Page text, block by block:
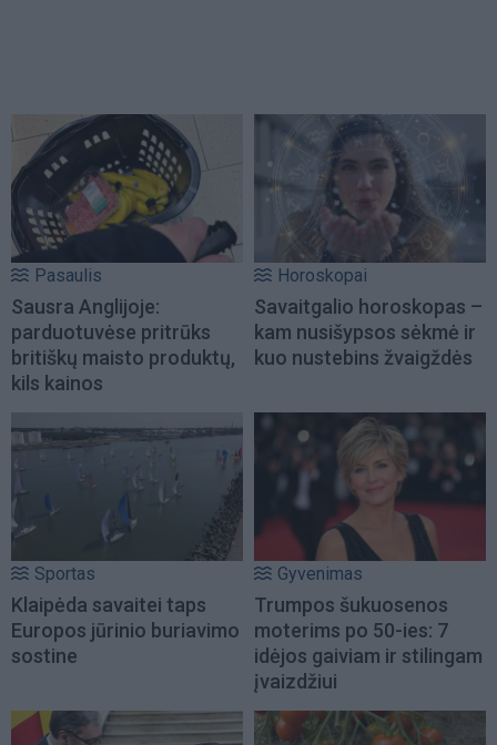
Pasaulis
Sausra Anglijoje:
parduotuvėse pritrūks
britiškų maisto produktų,
kils kainos
Horoskopai
Savaitgalio horoskopas –
kam nusišypsos sėkmė ir
kuo nustebins žvaigždės
Sportas
Klaipėda savaitei taps
Europos jūrinio buriavimo
sostine
Gyvenimas
Trumpos šukuosenos
moterims po 50-ies: 7
idėjos gaiviam ir stilingam
įvaizdžiui